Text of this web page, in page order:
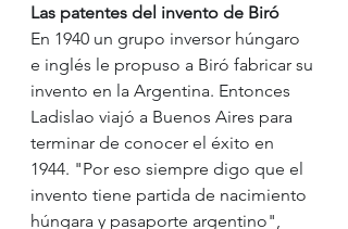
Las patentes del invento de Biró
En 1940 un grupo inversor húngaro
e inglés le propuso a Biró fabricar su
invento en la Argentina. Entonces
Ladislao viajó a Buenos Aires para
terminar de conocer el éxito en
1944. "Por eso siempre digo que el
invento tiene partida de nacimiento
húngara y pasaporte argentino",